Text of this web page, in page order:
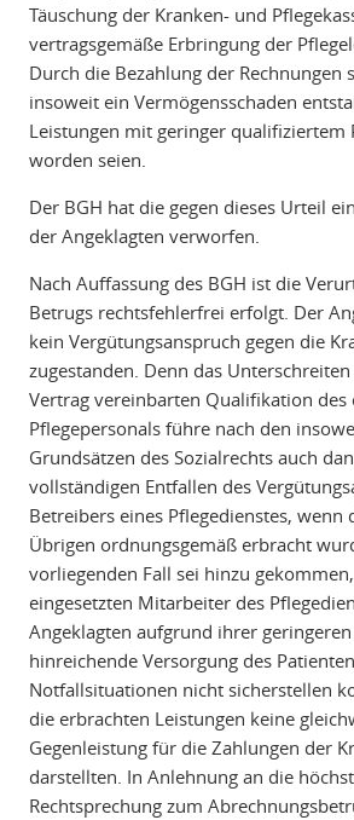
Täuschung der Kranken- und
vertragsgemäße Erbringung der
Durch die Bezahlung der Rechnungen
insoweit ein Vermögensschaden
Leistungen mit geringer qualifiziertem
worden seien.
Der BGH hat die gegen dieses Urteil
der Angeklagten verworfen.
Nach Auffassung des BGH ist die
Betrugs rechtsfehlerfrei erfolgt. Der
kein Vergütungsanspruch gegen die
zugestanden. Denn das
Vertrag vereinbarten Qualifikation des
Pflegepersonals führe nach den
Grundsätzen des Sozialrechts auch
vollständigen Entfallen des
Betreibers eines Pflegedienstes, wenn
Übrigen ordnungsgemäß erbracht
vorliegenden Fall sei hinzu
eingesetzten Mitarbeiter des
Angeklagten aufgrund ihrer
hinreichende Versorgung des
Notfallsituationen nicht sicherstellen
die erbrachten Leistungen keine
Gegenleistung für die Zahlungen der
darstellten. In Anlehnung an die
Rechtsprechung zum